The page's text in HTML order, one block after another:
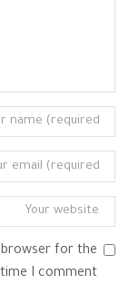
browser for the
I comment.